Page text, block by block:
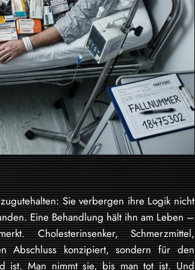
Sie verbergen ihre Logik nicht
Eine Behandlung hält ihn am Leben –
Cholesterinsenker, Schmerzmittel,
Abschluss konzipiert, sondern für den
ist. Man nimmt sie, bis man tot ist. Und